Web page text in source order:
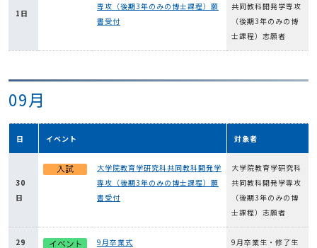
1日
専攻（後期3年のみの博士課程）願
書受付
共同教科開発学専攻
（後期3年のみの博
士課程）志願者
09月
日 イベント 対象者
30
日
大学院教育学研究科共同教科開発学
専攻（後期3年のみの博士課程）願
書受付
大学院教育学研究科
共同教科開発学専攻
（後期3年のみの博
士課程）志願者
29
9月卒業式 9月卒業生・修了生